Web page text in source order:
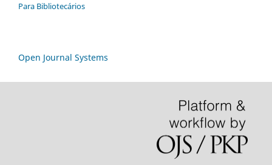
Para Bibliotecários
Open Journal Systems